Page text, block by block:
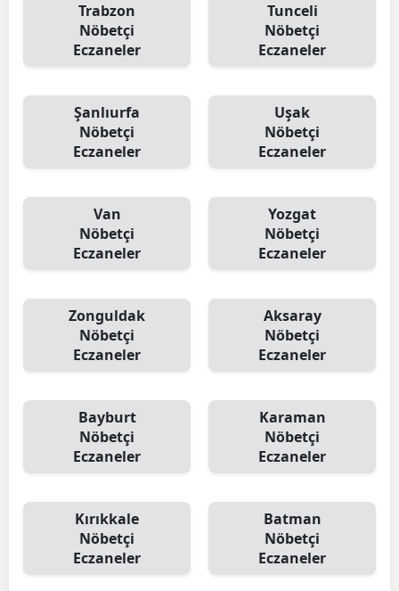
Trabzon
Nöbetçi
Eczaneler
Tunceli
Nöbetçi
Eczaneler
Şanlıurfa
Nöbetçi
Eczaneler
Uşak
Nöbetçi
Eczaneler
Van
Nöbetçi
Eczaneler
Yozgat
Nöbetçi
Eczaneler
Zonguldak
Nöbetçi
Eczaneler
Aksaray
Nöbetçi
Eczaneler
Bayburt
Nöbetçi
Eczaneler
Karaman
Nöbetçi
Eczaneler
Kırıkkale
Nöbetçi
Eczaneler
Batman
Nöbetçi
Eczaneler